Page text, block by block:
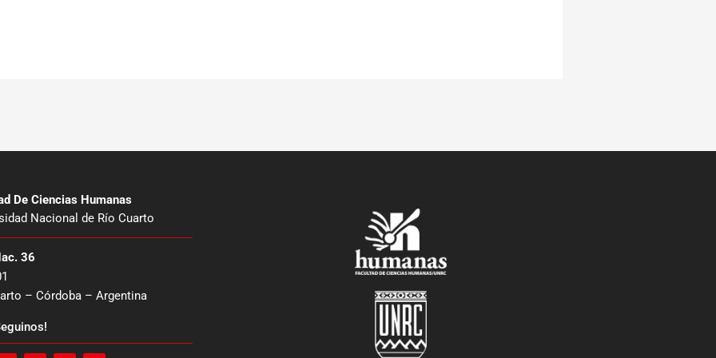
De Ciencias Humanas
Nacional de Río Cuarto
36
– Córdoba – Argentina